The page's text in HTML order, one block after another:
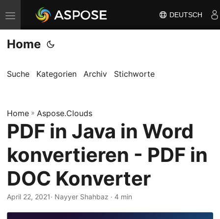
N
a
v
g
i
o
n
u
s
c
h
DEUTSCH
Home
Suche Kategorien Archiv Stichworte
Home » Aspose.Clouds
PDF in Java in Word
konvertieren - PDF in
DOC Konverter
April 22, 2021· Nayyer Shahbaz · 4 min